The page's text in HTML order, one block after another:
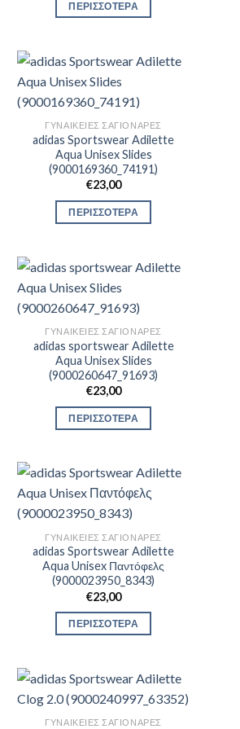
ΠΕΡΙΣΣΟΤΕΡΑ
ΓΥΝΑΙΚΕΊΕΣ ΣΑΓΙΟΝΆΡΕΣ
adidas Sportswear Adilette
Aqua Unisex Slides
(9000169360_74191)
€23,00
ΠΕΡΙΣΣΟΤΕΡΑ
ΓΥΝΑΙΚΕΊΕΣ ΣΑΓΙΟΝΆΡΕΣ
adidas sportswear Adilette
Aqua Unisex Slides
(9000260647_91693)
€23,00
ΠΕΡΙΣΣΟΤΕΡΑ
ΓΥΝΑΙΚΕΊΕΣ ΣΑΓΙΟΝΆΡΕΣ
adidas Sportswear Adilette
Aqua Unisex Παντόφελς
(9000023950_8343)
€23,00
ΠΕΡΙΣΣΟΤΕΡΑ
ΓΥΝΑΙΚΕΊΕΣ ΣΑΓΙΟΝΆΡΕΣ